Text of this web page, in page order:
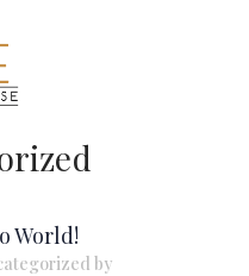
World!
by